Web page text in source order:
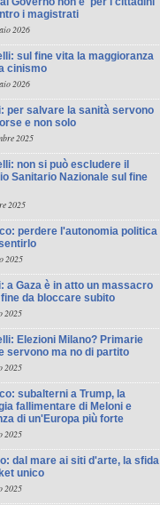
i magistrati
2026
sul fine vita la maggioranza
cinismo
2026
per salvare la sanità servono
e non solo
2025
non si può escludere il
Sanitario Nazionale sul fine
2025
perdere l'autonomia politica
2025
a Gaza è in atto un massacro
da bloccare subito
2025
Elezioni Milano? Primarie
servono ma no di partito
2025
subalterni a Trump, la
fallimentare di Meloni e
di un'Europa più forte
2025
dal mare ai siti d'arte, la sfida
unico
2025